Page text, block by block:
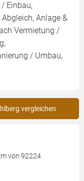
Einbau,
Anlage &
Vermietung /
/ Umbau,
vergleichen
von 92224